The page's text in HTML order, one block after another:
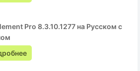
Pro 8.3.10.1277 на Русском с